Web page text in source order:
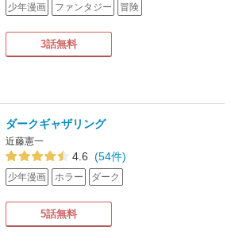
少年漫画 ファンタジー 冒険
3話無料
ダークギャザリング
近藤憲一
4.6 (54件)
少年漫画 ホラー ダーク
5話無料